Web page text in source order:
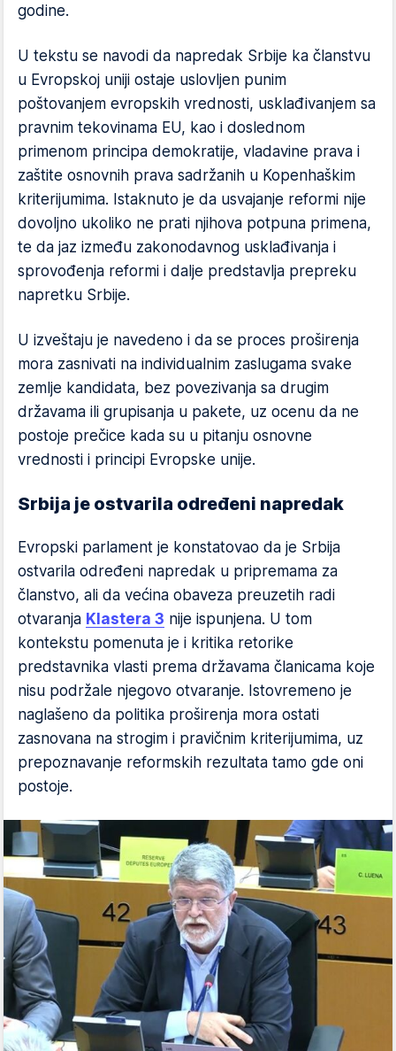
godine.
U tekstu se navodi da napredak Srbije ka članstvu
u Evropskoj uniji ostaje uslovljen punim
poštovanjem evropskih vrednosti, usklađivanjem sa
pravnim tekovinama EU, kao i doslednom
primenom principa demokratije, vladavine prava i
zaštite osnovnih prava sadržanih u Kopenhaškim
kriterijumima. Istaknuto je da usvajanje reformi nije
dovoljno ukoliko ne prati njihova potpuna primena,
te da jaz između zakonodavnog usklađivanja i
sprovođenja reformi i dalje predstavlja prepreku
napretku Srbije.
U izveštaju je navedeno i da se proces proširenja
mora zasnivati na individualnim zaslugama svake
zemlje kandidata, bez povezivanja sa drugim
državama ili grupisanja u pakete, uz ocenu da ne
postoje prečice kada su u pitanju osnovne
vrednosti i principi Evropske unije.
Srbija je ostvarila određeni napredak
Evropski parlament je konstatovao da je Srbija
ostvarila određeni napredak u pripremama za
članstvo, ali da većina obaveza preuzetih radi
otvaranja Klastera 3 nije ispunjena. U tom
kontekstu pomenuta je i kritika retorike
predstavnika vlasti prema državama članicama koje
nisu podržale njegovo otvaranje. Istovremeno je
naglašeno da politika proširenja mora ostati
zasnovana na strogim i pravičnim kriterijumima, uz
prepoznavanje reformskih rezultata tamo gde oni
postoje.